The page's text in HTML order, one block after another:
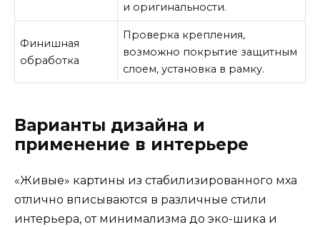
и оригинальности.
Финишная
обработка
Проверка крепления,
возможно покрытие защитным
слоем, установка в рамку.
Варианты дизайна и
применение в интерьере
«Живые» картины из стабилизированного мха
отлично вписываются в различные стили
интерьера, от минимализма до эко-шика и